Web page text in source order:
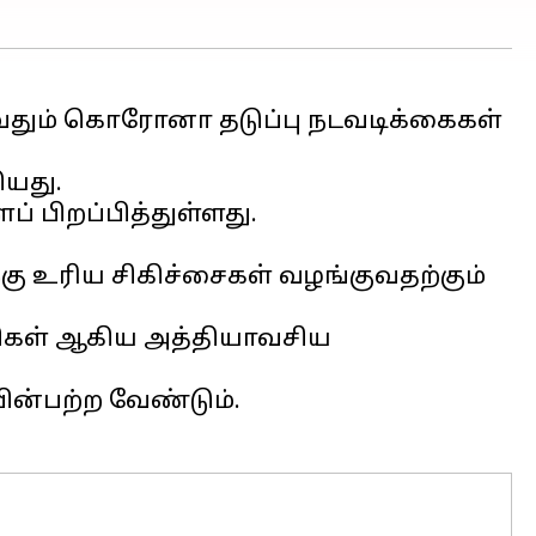
கொரோனா தடுப்பு நடவடிக்கைகள்
சிகிச்சைகள் வழங்குவதற்கும்
ஆகிய அத்தியாவசிய
வேண்டும்.